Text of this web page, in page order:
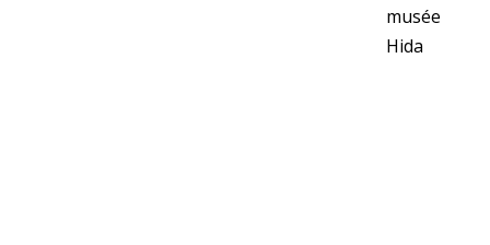
musée
Hida